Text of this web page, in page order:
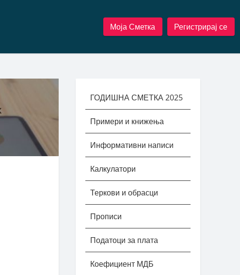
Моја Сметка Регистрирај се
ГОДИШНА СМЕТКА 2025
Примери и книжења
Информативни написи
Калкулатори
Теркови и обрасци
Прописи
Податоци за плата
Коефициент МДБ